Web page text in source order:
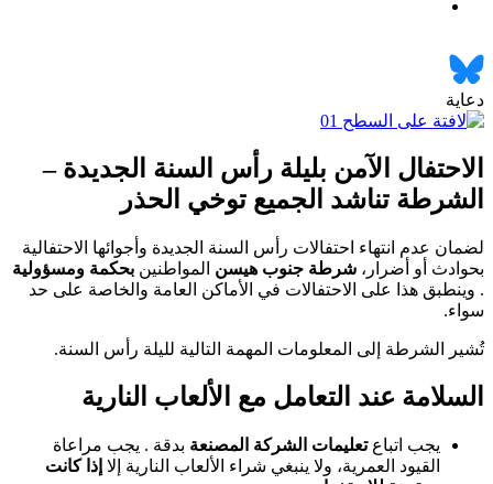
دعاية
الاحتفال الآمن بليلة رأس السنة الجديدة –
الشرطة تناشد الجميع توخي الحذر
لضمان عدم انتهاء احتفالات رأس السنة الجديدة وأجوائها الاحتفالية
بحوادث أو أضرار، شرطة جنوب هيسن المواطنين بحكمة ومسؤولية
. وينطبق هذا على الاحتفالات في الأماكن العامة والخاصة على حد
سواء.
تُشير الشرطة إلى المعلومات المهمة التالية لليلة رأس السنة.
السلامة عند التعامل مع الألعاب النارية
يجب اتباعتعليمات الشركة المصنعة بدقة . يجب مراعاة
القيود العمرية، ولا ينبغي شراء الألعاب النارية إلا إذا كانت